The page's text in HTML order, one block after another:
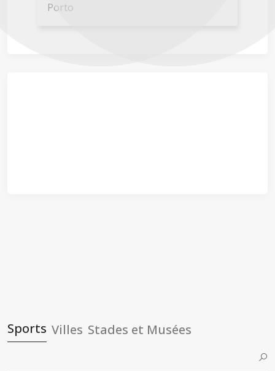
Porto
Sports Villes Stades et Musées